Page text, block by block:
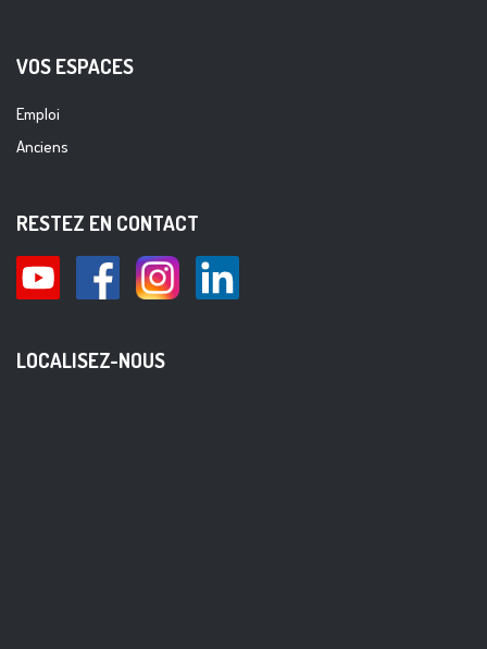
VOS ESPACES
Emploi
Anciens
RESTEZ EN CONTACT
LOCALISEZ-NOUS